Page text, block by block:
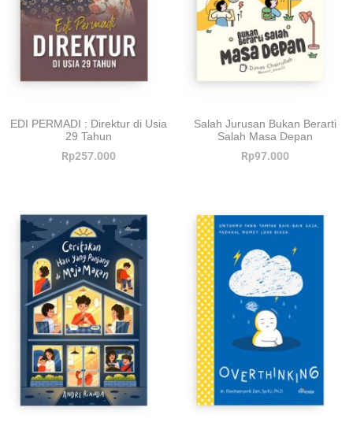
EDI PERMADI : Direktur di Usia
29 Tahun
Rp257.000
Salah Jurusan Bukan Berarti
Salah Masa Depan
Rp97.000